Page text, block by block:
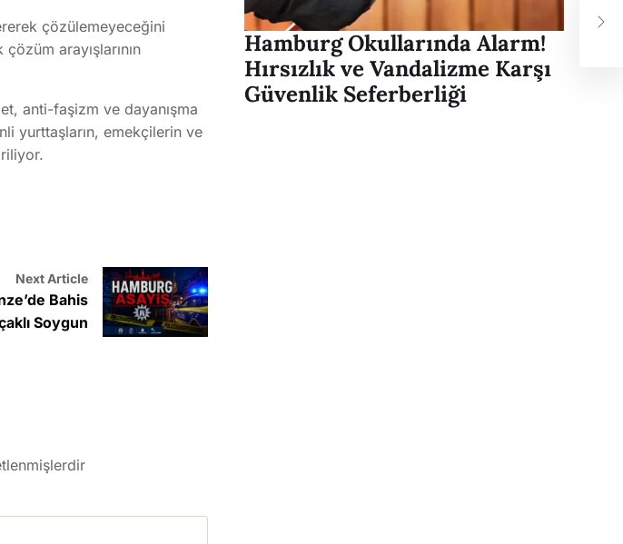
çözülemeyeceğini
arayışlarının
anti-faşizm ve dayanışma
yurttaşların, emekçilerin ve
Next Article
Bahis
Soygun
Hamburg Okullarında Alarm!
Hırsızlık ve Vandalizme Karşı
Güvenlik Seferberliği